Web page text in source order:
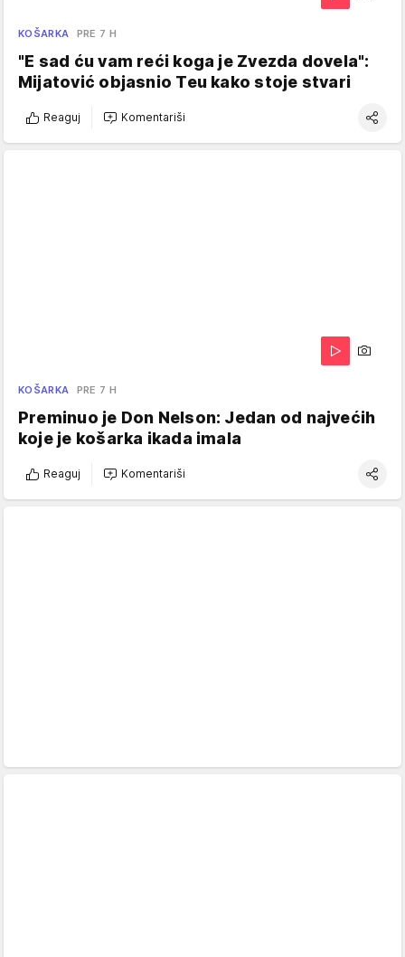
KOŠARKA PRE 7 H
"E sad ću vam reći koga je Zvezda dovela":
Mijatović objasnio Teu kako stoje stvari
Reaguj Komentariši
KOŠARKA PRE 7 H
Preminuo je Don Nelson: Jedan od najvećih
koje je košarka ikada imala
Reaguj Komentariši